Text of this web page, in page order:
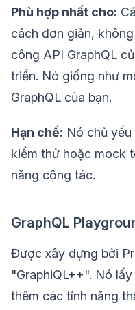
Phù hợp nhất cho:
cách đơn giản,
công API GraphQL
triển. Nó giống như
GraphQL của bạn.
Hạn chế: Nó chủ
kiểm thử hoặc mock
năng cộng tác.
GraphQL
Được xây dựng bởi
"GraphiQL++". Nó
thêm các tính năng